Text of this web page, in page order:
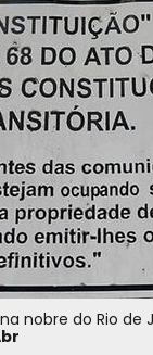
nobre do Rio